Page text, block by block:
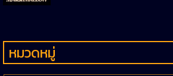
หมวดหมู่